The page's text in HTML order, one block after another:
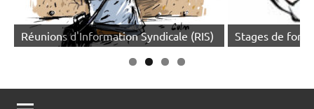
Réunions d'Information Syndicale (RIS) Stages de